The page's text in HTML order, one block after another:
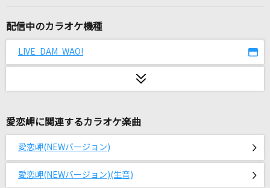
[名演]シングルベッド 「名演ピアノ 美野 春
GUTS !
冬の妖精
松田聖子
ハートのエースが出てこない
配信中のカラオケ機種
LIVE DAM WAO!
愛恋岬に関連するカラオケ楽曲
愛恋岬(NEWバージョン)
愛恋岬(NEWバージョン)(生音)